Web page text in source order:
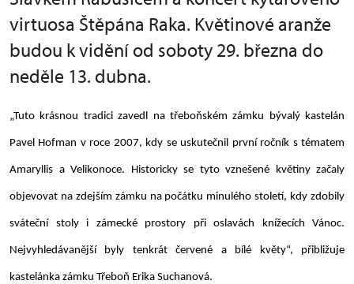
virtuosa Štěpána Raka. Květinové aranže
budou k vidění od soboty 29. března do
neděle 13. dubna.
„Tuto krásnou tradici zavedl na třeboňském zámku bývalý kastelán
Pavel Hofman v roce 2007, kdy se uskutečnil první ročník s tématem
Amaryllis a Velikonoce. Historicky se tyto vznešené květiny začaly
objevovat na zdejším zámku na počátku minulého století, kdy zdobily
sváteční stoly i zámecké prostory při oslavách knížecích Vánoc.
Nejvyhledávanější byly tenkrát červené a bílé květy“, přibližuje
kastelánka zámku Třeboň Erika Suchanová.